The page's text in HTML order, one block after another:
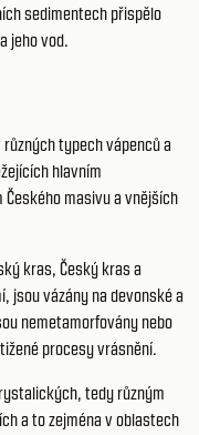
sedimentech přispělo
jeho vod.
typech vápenců a
hlavním
masivu a vnějších
kras, Český kras a
jsou vázány na devonské a
nemetamorfovány nebo
procesy vrásnění.
tedy různým
a to zejména v oblastech